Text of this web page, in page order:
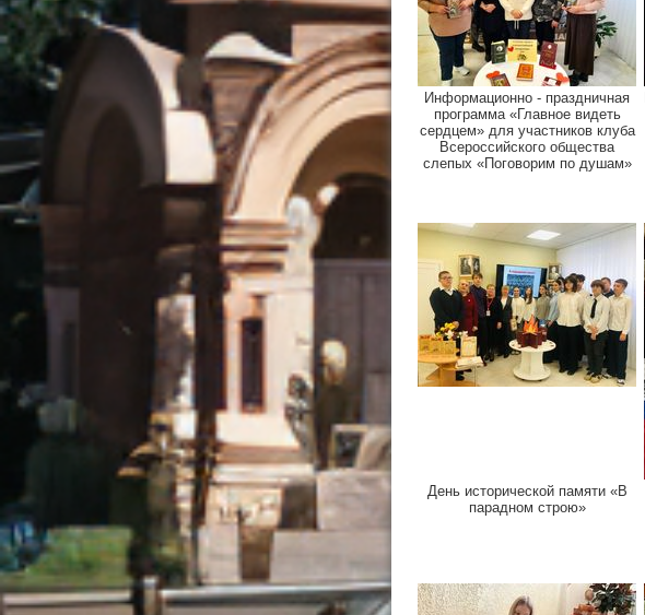
Информационно - праздничная
программа «Главное видеть
сердцем» для участников клуба
Всероссийского общества
слепых «Поговорим по душам»
День исторической памяти «В
парадном строю»